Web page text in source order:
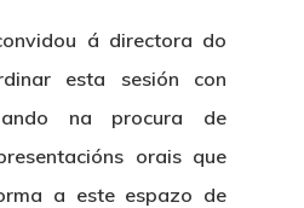
á directora do
esta sesión con
na procura de
orais que
a este espazo de